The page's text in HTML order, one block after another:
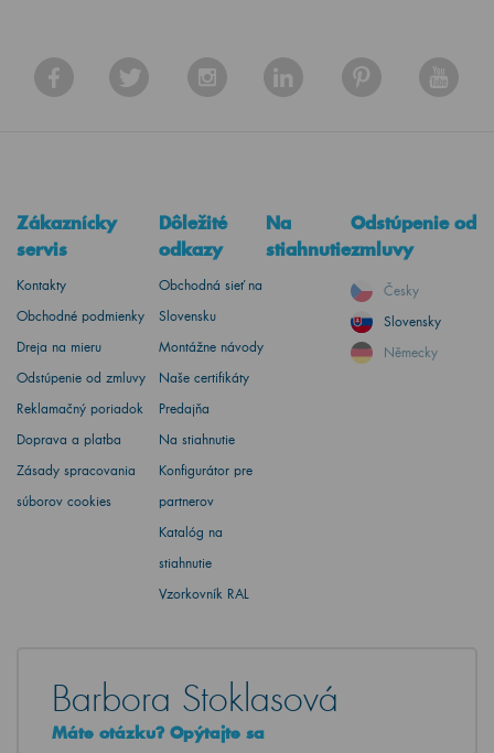
Zákaznícky
servis
Kontakty
Obchodné podmienky
Dreja na mieru
Odstúpenie od zmluvy
Reklamačný poriadok
Doprava a platba
Zásady spracovania
súborov cookies
Dôležité
odkazy
Obchodná sieť na
Slovensku
Montážne návody
Naše certifikáty
Predajňa
Na stiahnutie
Konfigurátor pre
partnerov
Katalóg na
stiahnutie
Vzorkovník RAL
Na
stiahnutie
Odstúpenie od
zmluvy
Česky
Slovensky
Německy
Barbora Stoklasová
Máte otázku? Opýtajte sa